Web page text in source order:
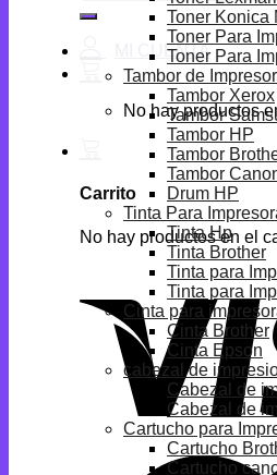
No hay productos
Carrito
No hay productos en el
Toner Konica
Toner Para
Toner Para
Tambor de
Tambor Xerox
Tambor
Tambor HP
Tambor
Tambor
Drum HP
Tinta Para
Tinta Hp
Tinta Brother
Tinta para
Tinta para
Cinta para
Cinta Brother
Cinta Epson
cabezal de
Cabezal de
Cabezal de
Cartucho para
Cartucho
Cartucho